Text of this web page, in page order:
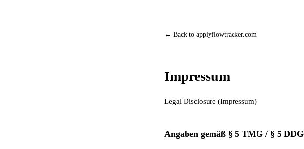
← Back to applyflowtracker.com
Impressum
Legal Disclosure (Impressum)
Angaben gemäß § 5 TMG / § 5 DDG